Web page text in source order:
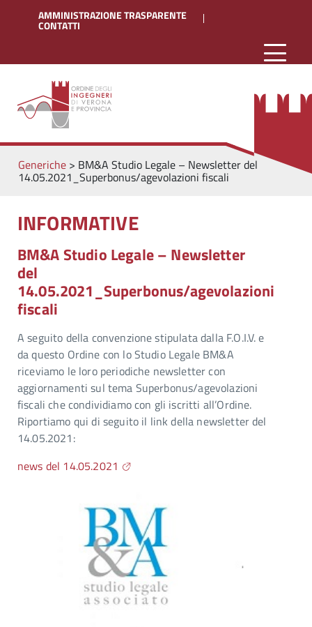
AMMINISTRAZIONE TRASPARENTE
CONTATTI
Generiche> BM&A Studio Legale – Newsletter del
14.05.2021_Superbonus/agevolazioni fiscali
INFORMATIVE
BM&A Studio Legale – Newsletter
del
14.05.2021_Superbonus/agevolazioni
fiscali
A seguito della convenzione stipulata dalla F.O.I.V. e
da questo Ordine con lo Studio Legale BM&A
riceviamo le loro periodiche newsletter con
aggiornamenti sul tema Superbonus/agevolazioni
fiscali che condividiamo con gli iscritti all’Ordine.
Riportiamo qui di seguito il link della newsletter del
14.05.2021:
news del 14.05.2021